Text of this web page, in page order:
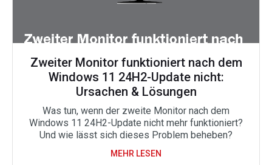
Zweiter Monitor funktioniert nach dem
Windows 11 24H2-Update nicht:
Ursachen & Lösungen
Was tun, wenn der zweite Monitor nach dem
Windows 11 24H2-Update nicht mehr funktioniert?
Und wie lässt sich dieses Problem beheben?
MEHR LESEN